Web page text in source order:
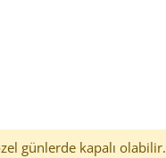
günlerde kapalı olabilir.